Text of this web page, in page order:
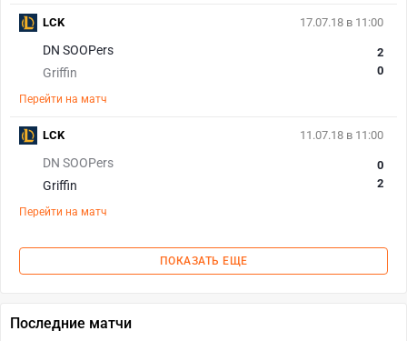
17.07.18 в 11:00
DN SOOPers
Griffin
2
0
Перейти на матч
LCK
11.07.18 в 11:00
DN SOOPers
Griffin
0
2
Перейти на матч
LCK
ПОКАЗАТЬ ЕЩЕ
Последние матчи